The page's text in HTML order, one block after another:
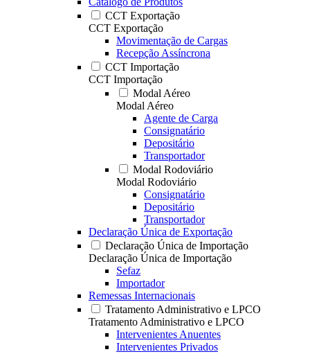
CCT Exportação
CCT Exportação
Movimentação de Cargas
Recepção Assíncrona
CCT Importação
CCT Importação
Modal Aéreo
Modal Aéreo
Agente de Carga
Consignatário
Depositário
Transportador
Modal Rodoviário
Modal Rodoviário
Consignatário
Depositário
Transportador
Declaração Única de Exportação
Declaração Única de Importação
Declaração Única de Importação
Sefaz
Importador
Remessas Internacionais
Tratamento Administrativo e LPCO
Tratamento Administrativo e LPCO
Intervenientes Anuentes
Intervenientes Privados